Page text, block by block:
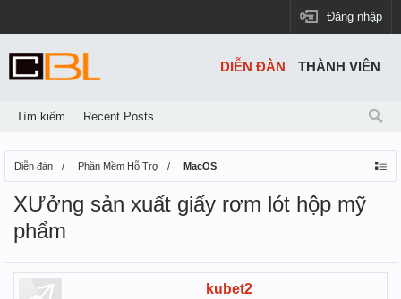
Đăng nhập
Diễn đàn Phần Mềm Hỗ Trợ MacOS
XƯởng sản xuất giấy rơm lót hộp mỹ
phẩm
kubet2
DIỄN ĐÀN
Tìm kiếm Recent Posts
THÀNH VIÊN